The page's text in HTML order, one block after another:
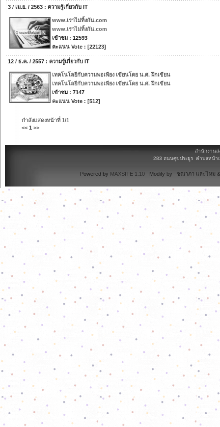
3 / เม.ย. / 2563 : ความรู้เกี่ยวกับ IT
www.เราไม่ทิ้งกัน.com
www.เราไม่ทิ้งกัน.com
เข้าชม : 12593
คะแนน Vote : [22123]
12 / ธ.ค. / 2557 : ความรู้เกี่ยวกับ IT
เทคโนโลยีกับความพอเพียง เขียนโดย น.ศ. ฝึกเขียน
เทคโนโลยีกับความพอเพียง เขียนโดย น.ศ. ฝึกเขียน
เข้าชม : 7147
คะแนน Vote : [512]
กำลังแสดงหน้าที่ 1/1
<< 1 >>
สำนักงานส่
283 ถนนศุขประยูร ตำบลหน้า
Powered by MAXSITE 1.10 Modify by ชณาภา และไหม